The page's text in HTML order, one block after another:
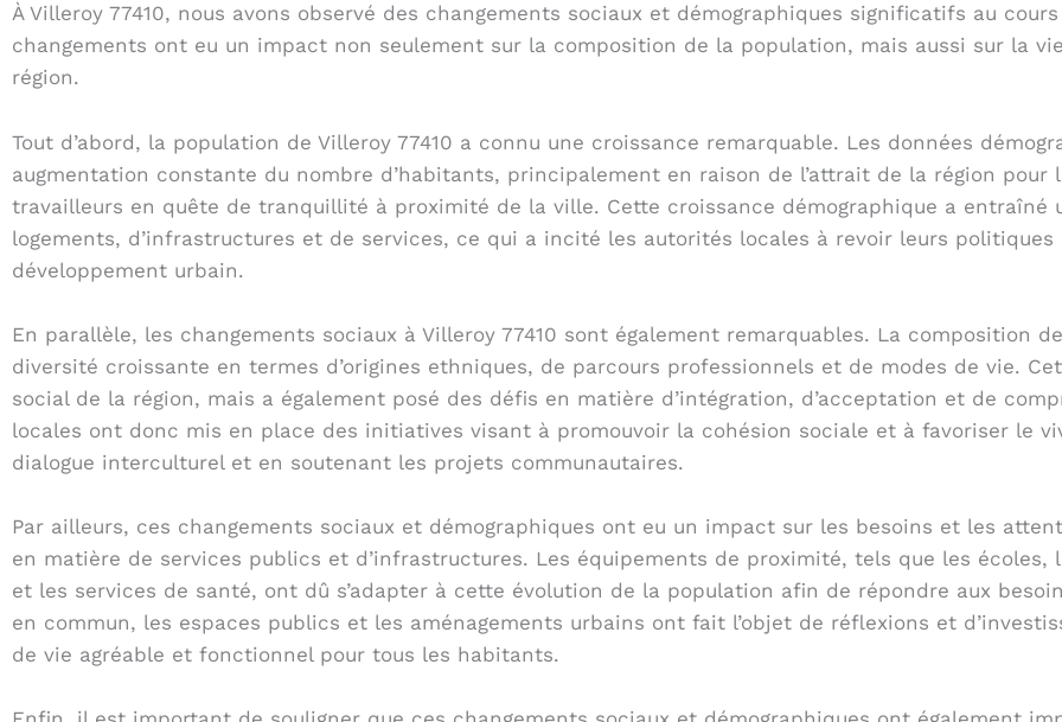
À Villeroy 77410, nous avons observé des changements sociaux et démographiques significatifs au
changements ont eu un impact non seulement sur la composition de la population, mais aussi sur la
région.
Tout d’abord, la population de Villeroy 77410 a connu une croissance remarquable. Les données
augmentation constante du nombre d’habitants, principalement en raison de l’attrait de la région pour
travailleurs en quête de tranquillité à proximité de la ville. Cette croissance démographique a entraîné
logements, d’infrastructures et de services, ce qui a incité les autorités locales à revoir leurs
développement urbain.
En parallèle, les changements sociaux à Villeroy 77410 sont également remarquables. La composition
diversité croissante en termes d’origines ethniques, de parcours professionnels et de modes de vie.
social de la région, mais a également posé des défis en matière d’intégration, d’acceptation et de
locales ont donc mis en place des initiatives visant à promouvoir la cohésion sociale et à favoriser le
dialogue interculturel et en soutenant les projets communautaires.
Par ailleurs, ces changements sociaux et démographiques ont eu un impact sur les besoins et les
en matière de services publics et d’infrastructures. Les équipements de proximité, tels que les
et les services de santé, ont dû s’adapter à cette évolution de la population afin de répondre aux
en commun, les espaces publics et les aménagements urbains ont fait l’objet de réflexions et
de vie agréable et fonctionnel pour tous les habitants.